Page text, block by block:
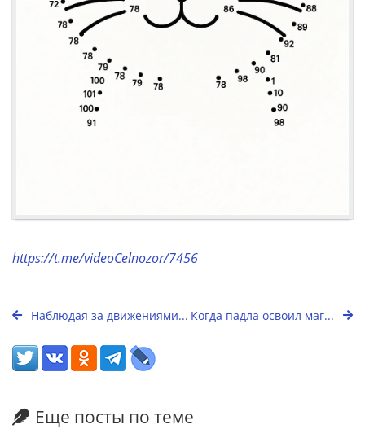
https://t.me/videoCelnozor/7456
Наблюдая за движениями... Когда падла освоил маг...
Еще посты по теме